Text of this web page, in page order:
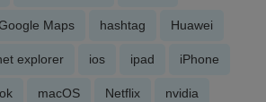
Maps hashtag Huawei
explorer ios ipad iPhone
macOS Netflix nvidia